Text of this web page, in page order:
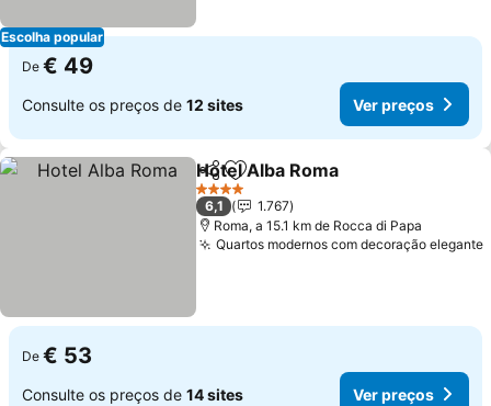
Escolha popular
De € 49
Consulte os preços de 12 sites Ver preços
PartilharAdicionar aos favoritos
Hotel Alba Roma
4 Estrelas
6,1
1.767
Roma, a 15.1 km de Rocca di Papa
Quartos modernos com decoração elegante
De € 53
Consulte os preços de 14 sites Ver preços